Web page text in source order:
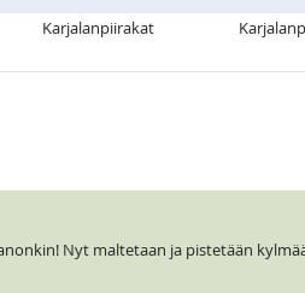
Karjalanpiirakat
Nyt maltetaan ja pistetään